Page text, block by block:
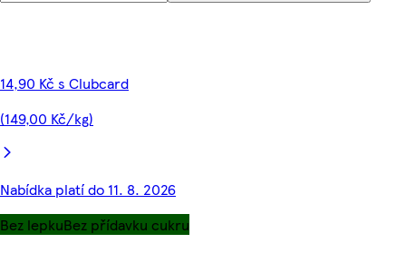
14,90 Kč s Clubcard
(149,00 Kč/kg)
Nabídka platí do 11. 8. 2026
Bez lepkuBez přídavku cukru